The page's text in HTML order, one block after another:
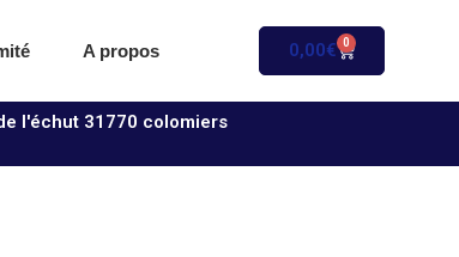
A propos 0,00€ 0
l'échut 31770 colomiers